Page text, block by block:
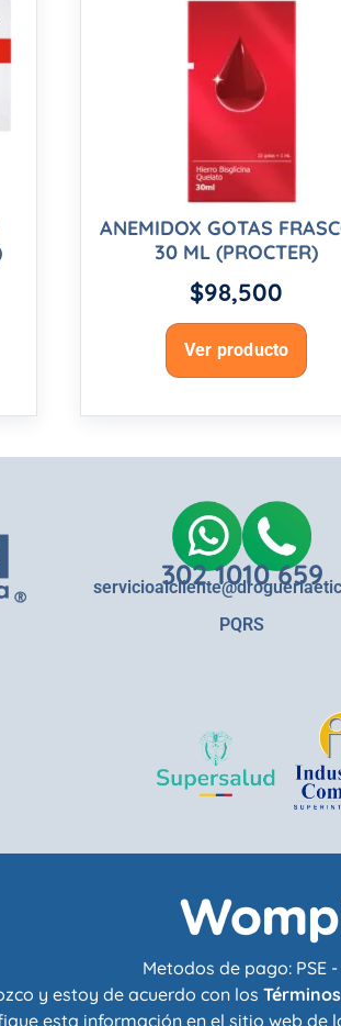
ANEMIDOX GOTAS
30 ML (PROCTER)
$98,500
Ver producto
302 1010 659
PQRS
Metodos de pago: PSE
y estoy de acuerdo con los
esta información en el sitio web de